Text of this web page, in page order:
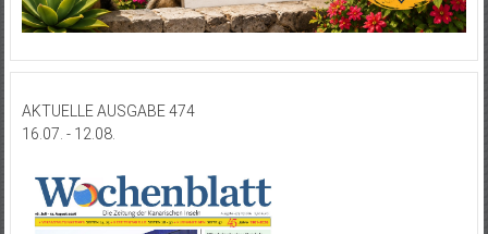
AKTUELLE AUSGABE 474
16.07. - 12.08.